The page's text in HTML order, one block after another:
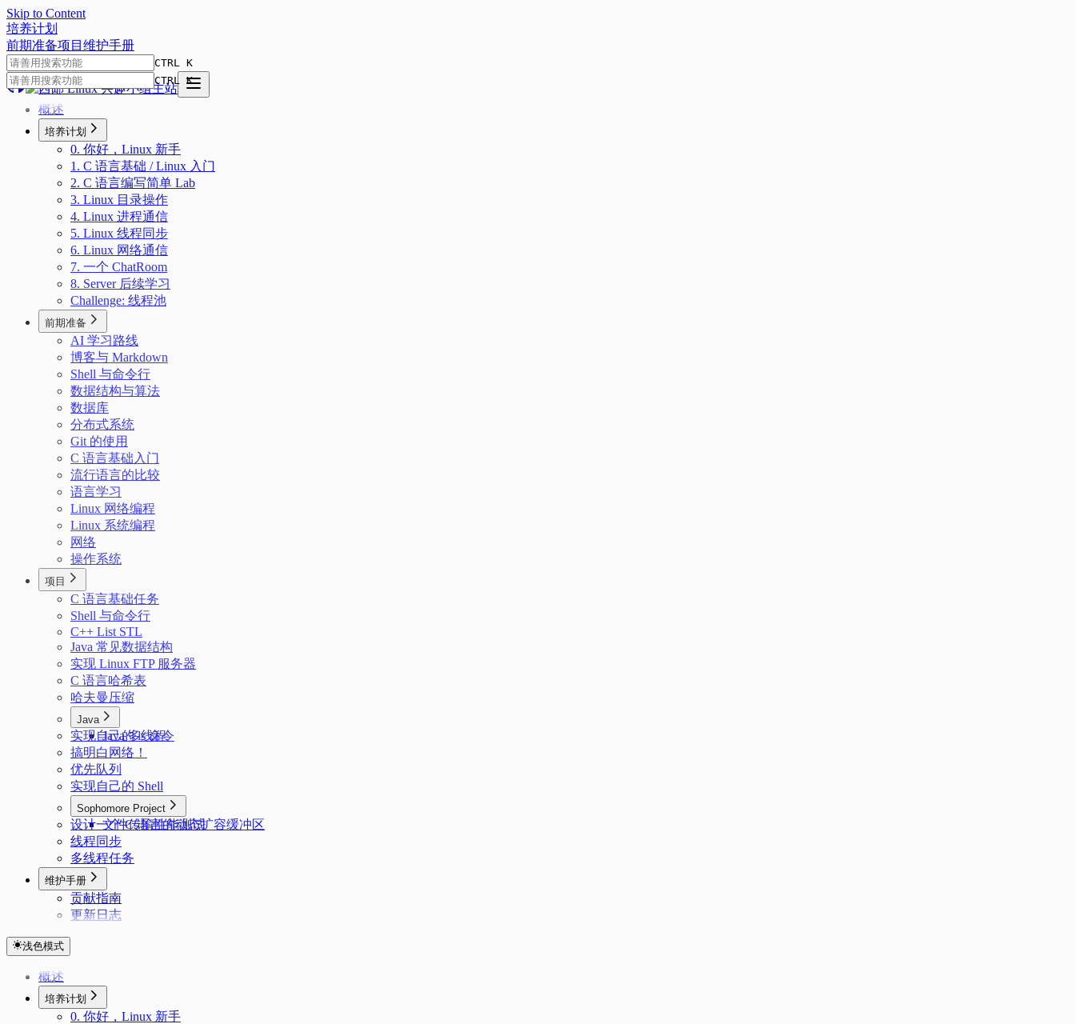
Skip to Content
培养计划
前期准备项目 维护手册
CTRL K
CTRL K
概述
培养计划
0. 你好，Linux 新手
1. C 语言基础 / Linux 入门
2. C 语言编写简单 Lab
3. Linux 目录操作
4. Linux 进程通信
5. Linux 线程同步
6. Linux 网络通信
7. 一个 ChatRoom
8. Server 后续学习
Challenge: 线程池
前期准备
AI 学习路线
博客与 Markdown
Shell 与命令行
数据结构与算法
数据库
分布式系统
Git 的使用
C 语言基础入门
流行语言的比较
语言学习
Linux 网络编程
Linux 系统编程
网络
操作系统
项目
C 语言基础任务
Shell 与命令行
C++ List STL
Java 常见数据结构
实现 Linux FTP 服务器
C 语言哈希表
哈夫曼压缩
Java
Java 多线程
实现自己的 ls 命令
搞明白网络！
优先队列
实现自己的 Shell
Sophomore Project
文件传输性能测试
设计一个 C 语言的动态扩容缓冲区
线程同步
多线程任务
维护手册
贡献指南
更新日志
浅色模式
概述
培养计划
0. 你好，Linux 新手